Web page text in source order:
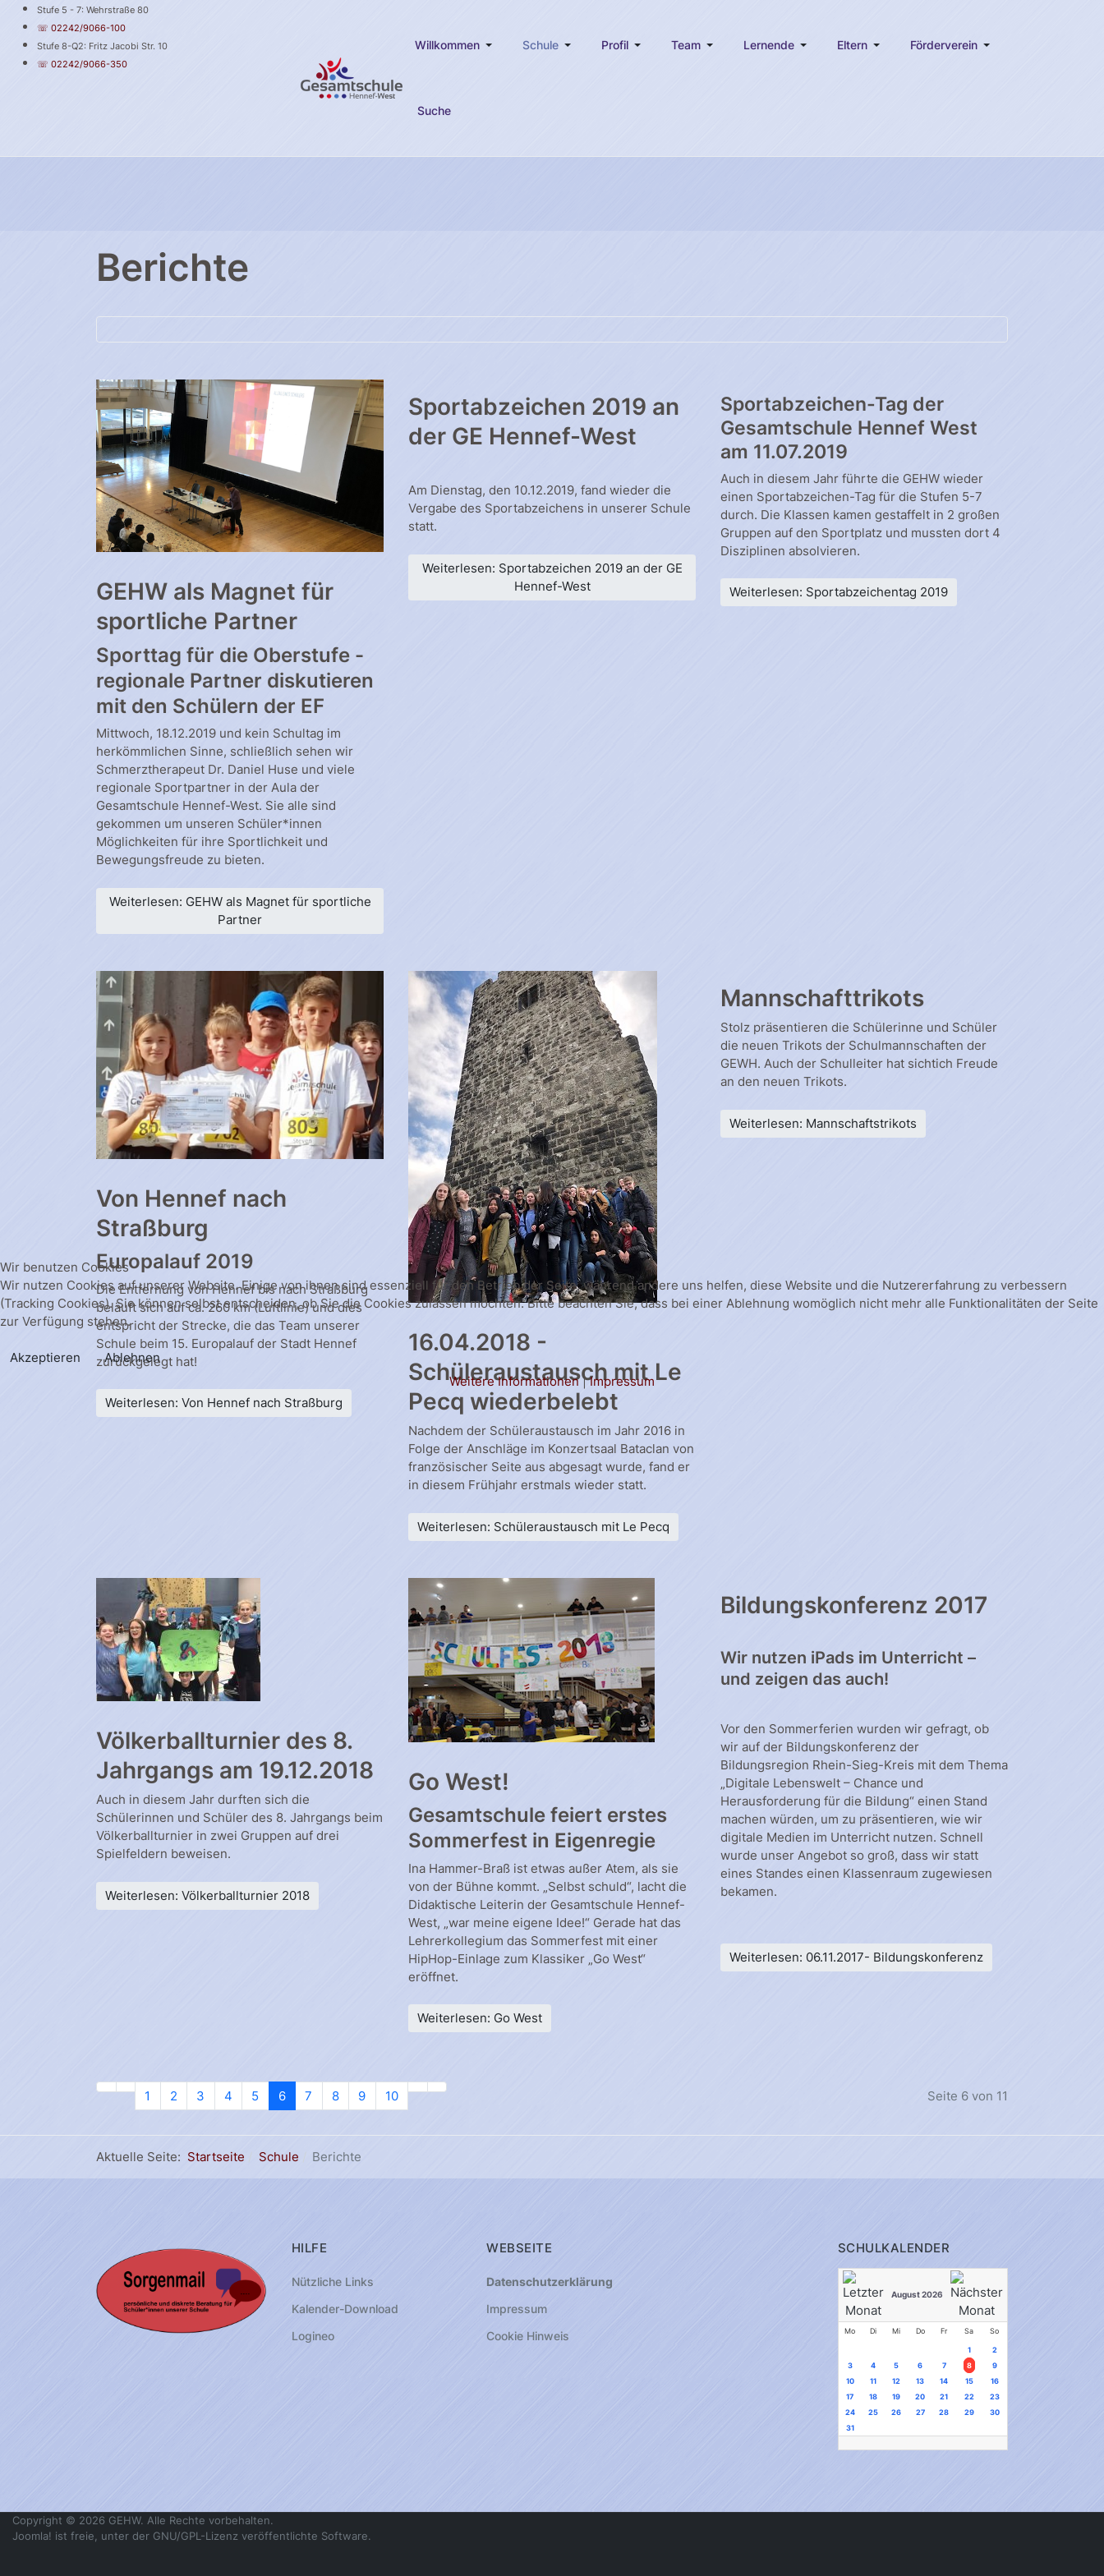
Stufe 5 - 7: Wehrstraße 80
☏ 02242/9066-100
Stufe 8-Q2: Fritz Jacobi Str. 10
☏ 02242/9066-350
Willkommen Schule Profil Team Lernende Eltern Förderverein
Suche
Berichte
GEHW als Magnet für
sportliche Partner
Sporttag für die Oberstufe -
regionale Partner diskutieren
mit den Schülern der EF
Mittwoch, 18.12.2019 und kein Schultag im
herkömmlichen Sinne, schließlich sehen wir
Schmerztherapeut Dr. Daniel Huse und viele
regionale Sportpartner in der Aula der
Gesamtschule Hennef-West. Sie alle sind
gekommen um unseren Schüler*innen
Möglichkeiten für ihre Sportlichkeit und
Bewegungsfreude zu bieten.
Weiterlesen: GEHW als Magnet für sportliche
Partner
Sportabzeichen 2019 an
der GE Hennef-West
Am Dienstag, den 10.12.2019, fand wieder die
Vergabe des Sportabzeichens in unserer Schule
statt.
Weiterlesen: Sportabzeichen 2019 an der GE
Hennef-West
Sportabzeichen-Tag der
Gesamtschule Hennef West
am 11.07.2019
Auch in diesem Jahr führte die GEHW wieder
einen Sportabzeichen-Tag für die Stufen 5-7
durch. Die Klassen kamen gestaffelt in 2 großen
Gruppen auf den Sportplatz und mussten dort 4
Disziplinen absolvieren.
Weiterlesen: Sportabzeichentag 2019
Von Hennef nach
Straßburg
Europalauf 2019
Die Entfernung von Hennef bis nach Straßburg
beläuft sich auf ca. 260 km (Luftlinie) und dies
entspricht der Strecke, die das Team unserer
Schule beim 15. Europalauf der Stadt Hennef
zurückgelegt hat!
Weiterlesen: Von Hennef nach Straßburg
16.04.2018 -
Schüleraustausch mit Le
Pecq wiederbelebt
Nachdem der Schüleraustausch im Jahr 2016 in
Folge der Anschläge im Konzertsaal Bataclan von
französischer Seite aus abgesagt wurde, fand er
in diesem Frühjahr erstmals wieder statt.
Weiterlesen: Schüleraustausch mit Le Pecq
Mannschafttrikots
Stolz präsentieren die Schülerinne und Schüler
die neuen Trikots der Schulmannschaften der
GEWH. Auch der Schulleiter hat sichtich Freude
an den neuen Trikots.
Weiterlesen: Mannschaftstrikots
Völkerballturnier des 8.
Jahrgangs am 19.12.2018
Auch in diesem Jahr durften sich die
Schülerinnen und Schüler des 8. Jahrgangs beim
Völkerballturnier in zwei Gruppen auf drei
Spielfeldern beweisen.
Weiterlesen: Völkerballturnier 2018
Go West!
Gesamtschule feiert erstes
Sommerfest in Eigenregie
Ina Hammer-Braß ist etwas außer Atem, als sie
von der Bühne kommt. „Selbst schuld“, lacht die
Didaktische Leiterin der Gesamtschule Hennef-
West, „war meine eigene Idee!“ Gerade hat das
Lehrerkollegium das Sommerfest mit einer
HipHop-Einlage zum Klassiker „Go West“
eröffnet.
Weiterlesen: Go West
Bildungskonferenz 2017
Wir nutzen iPads im Unterricht –
und zeigen das auch!
Vor den Sommerferien wurden wir gefragt, ob
wir auf der Bildungskonferenz der
Bildungsregion Rhein-Sieg-Kreis mit dem Thema
„Digitale Lebenswelt – Chance und
Herausforderung für die Bildung“ einen Stand
machen würden, um zu präsentieren, wie wir
digitale Medien im Unterricht nutzen. Schnell
wurde unser Angebot so groß, dass wir statt
eines Standes einen Klassenraum zugewiesen
bekamen.
Weiterlesen: 06.11.2017- Bildungskonferenz
1 2 3 4 5 6 7 8 9 10 Seite 6 von 11
Aktuelle Seite: Startseite Schule Berichte
HILFE
Nützliche Links
Kalender-Download
Logineo
WEBSEITE
Datenschutzerklärung
Impressum
Cookie Hinweis
SCHULKALENDER
August 2026
Mo Di Mi Do Fr Sa So
1
2
3
4 5 6 7 8
9
10
11 12 13 14 15
16
17
18 19 20 21 22
23
24
25 26 27 28 29
30
31
Copyright © 2026 GEHW. Alle Rechte vorbehalten.
Joomla! ist freie, unter der GNU/GPL-Lizenz veröffentlichte Software.
Wir benutzen Cookies
Wir nutzen Cookies auf unserer Website. Einige von ihnen sind essenziell für den Betrieb der Seite, während andere uns helfen, diese Website und die Nutzererfahrung zu verbessern
(Tracking Cookies). Sie können selbst entscheiden, ob Sie die Cookies zulassen möchten. Bitte beachten Sie, dass bei einer Ablehnung womöglich nicht mehr alle Funktionalitäten der Seite
zur Verfügung stehen.
Akzeptieren
Ablehnen
Weitere Informationen|Impressum